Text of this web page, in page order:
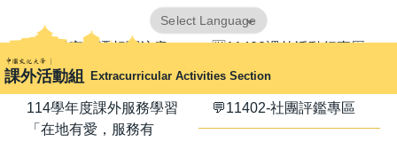
到
主
要
內
課外活動組 Extracurricular Activities Section
Translate
📢器材室搬遷相關注意
事項📢
🈺11402課外活動行事曆
114學年度課外服務學習
「在地有愛，服務有
💬11402-社團評鑑專區